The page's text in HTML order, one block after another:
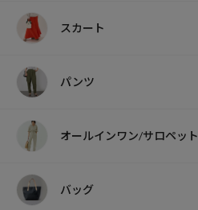
スカート
パンツ
オールインワン/サロペット
バッグ